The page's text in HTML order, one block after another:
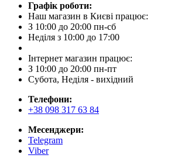
Графік роботи:
Наш магазин в Києві працює:
З 10:00 до 20:00 пн-сб
Неділя з 10:00 до 17:00
Інтернет магазин працює:
З 10:00 до 20:00 пн-пт
Субота, Неділя - вихідний
Телефони:
+38 098 317 63 84
Месенджери:
Telegram
Viber